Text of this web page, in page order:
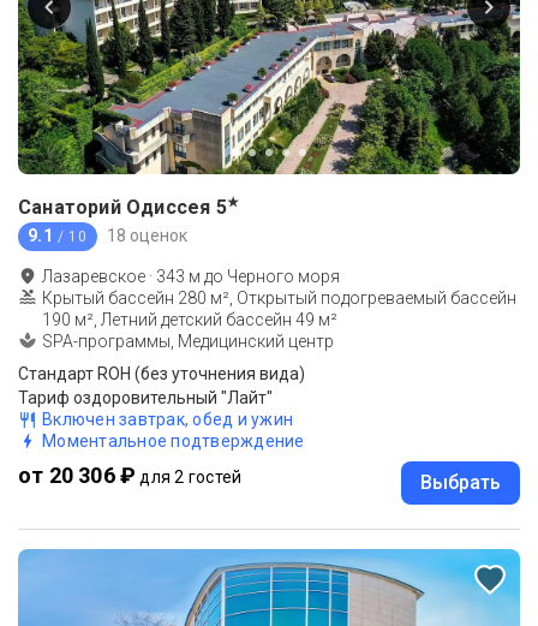
Санаторий Одиссея 5★
9.1 / 10 18 оценок
Лазаревское · 343 м до Черного моря
Крытый бассейн 280 м², Открытый подогреваемый бассейн
190 м², Летний детский бассейн 49 м²
SPA-программы, Медицинский центр
Стандарт ROH (без уточнения вида)
Тариф оздоровительный "Лайт"
Включен завтрак, обед и ужин
Моментальное подтверждение
от 20 306 ₽ для 2 гостей Выбрать